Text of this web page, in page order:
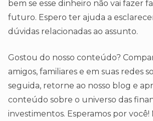
bem se esse dinheiro não vai fazer
futuro. Espero ter ajuda a
dúvidas relacionadas ao assunto.
Gostou do nosso conteúdo?
amigos, familiares e em suas redes
seguida, retorne ao nosso blog e
conteúdo sobre o universo das
investimentos. Esperamos por você!